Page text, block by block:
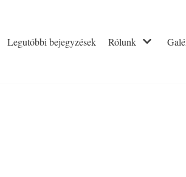
Legutóbbi bejegyzések Rólunk